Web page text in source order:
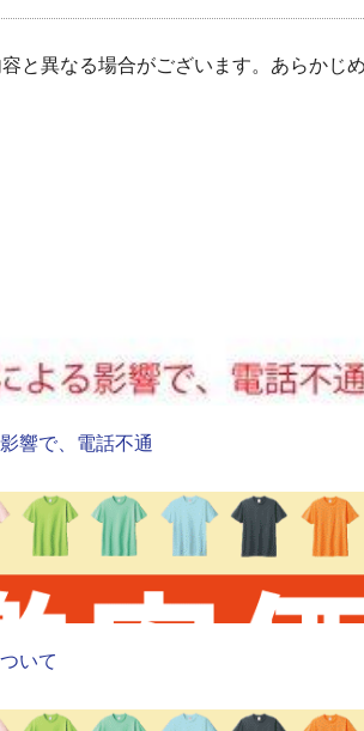
と異なる場合がございます。あらかじ
響で、電話不通
いて